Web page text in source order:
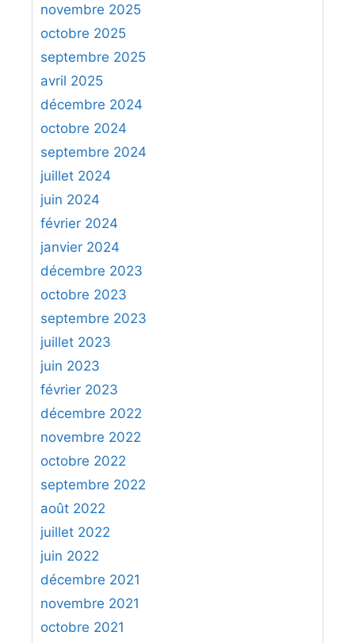
h
e
r
:
novembre 2025
octobre 2025
septembre 2025
avril 2025
décembre 2024
octobre 2024
septembre 2024
juillet 2024
juin 2024
février 2024
janvier 2024
décembre 2023
octobre 2023
septembre 2023
juillet 2023
juin 2023
février 2023
décembre 2022
novembre 2022
octobre 2022
septembre 2022
août 2022
juillet 2022
juin 2022
décembre 2021
novembre 2021
octobre 2021